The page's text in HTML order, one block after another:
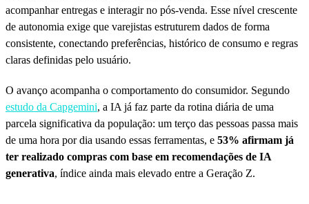
acompanhar entregas e interagir no pós-venda. Esse nível crescente
de autonomia exige que varejistas estruturem dados de forma
consistente, conectando preferências, histórico de consumo e regras
claras definidas pelo usuário.
O avanço acompanha o comportamento do consumidor. Segundo
estudo da Capgemini, a IA já faz parte da rotina diária de uma
parcela significativa da população: um terço das pessoas passa mais
de uma hora por dia usando essas ferramentas, e 53% afirmam já
ter realizado compras com base em recomendações de IA
generativa, índice ainda mais elevado entre a Geração Z.